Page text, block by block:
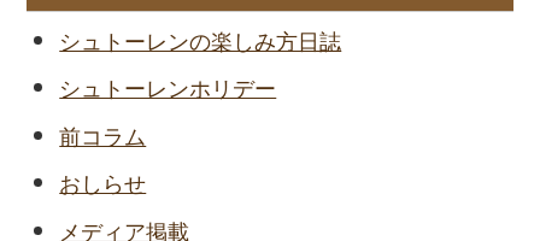
シュトーレンの楽しみ方日誌
シュトーレンホリデー
前コラム
おしらせ
メディア掲載